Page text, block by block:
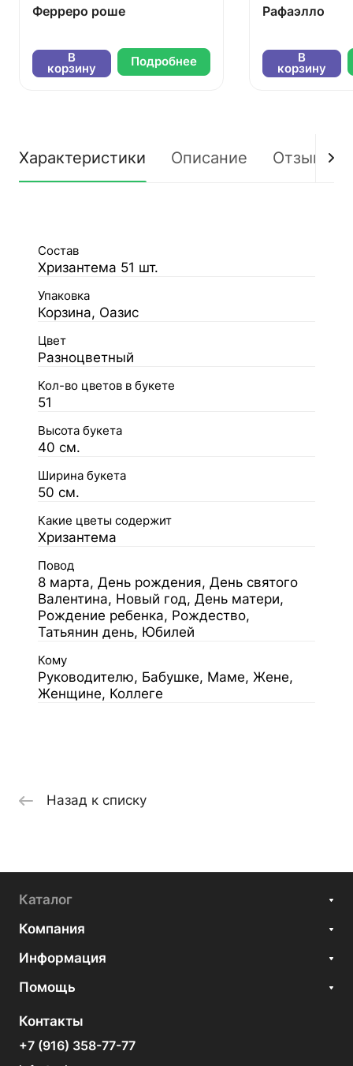
Ферреро роше
В
корзину Подробнее
Рафаэлло
В
корзину
Характеристики Описание Отзывы
Состав
Хризантема 51 шт.
Упаковка
Корзина, Оазис
Цвет
Разноцветный
Кол-во цветов в букете
51
Высота букета
40 см.
Ширина букета
50 см.
Какие цветы содержит
Хризантема
Повод
8 марта, День рождения, День святого
Валентина, Новый год, День матери,
Рождение ребенка, Рождество,
Татьянин день, Юбилей
Кому
Руководителю, Бабушке, Маме, Жене,
Женщине, Коллеге
Назад к списку
Каталог
Компания
Информация
Помощь
Контакты
+7 (916) 358-77-77